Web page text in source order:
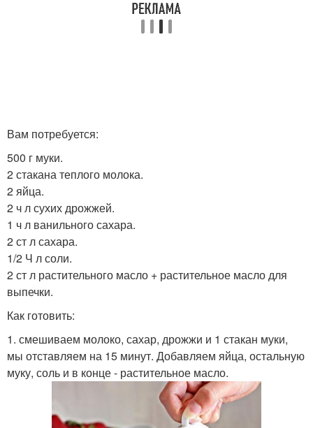
Вам потребуется:
500 г муки.
2 стакана теплого молока.
2 яйца.
2 ч л сухих дрожжей.
1 ч л ванильного сахара.
2 ст л сахара.
1/2 Ч л соли.
2 ст л растительного масло + растительное масло для
выпечки.
Как готовить:
1. смешиваем молоко, сахар, дрожжи и 1 стакан муки,
мы отставляем на 15 минут. Добавляем яйца, остальную
муку, соль и в конце - растительное масло.